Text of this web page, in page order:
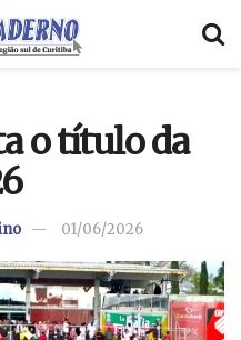
o título da
01/06/2026